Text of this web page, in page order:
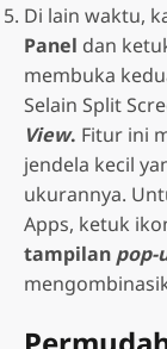
Di lain waktu,
Panel dan
membuka
Selain Split
View. Fitur ini
jendela kecil
ukurannya.
Apps, ketuk
tampilan pop-